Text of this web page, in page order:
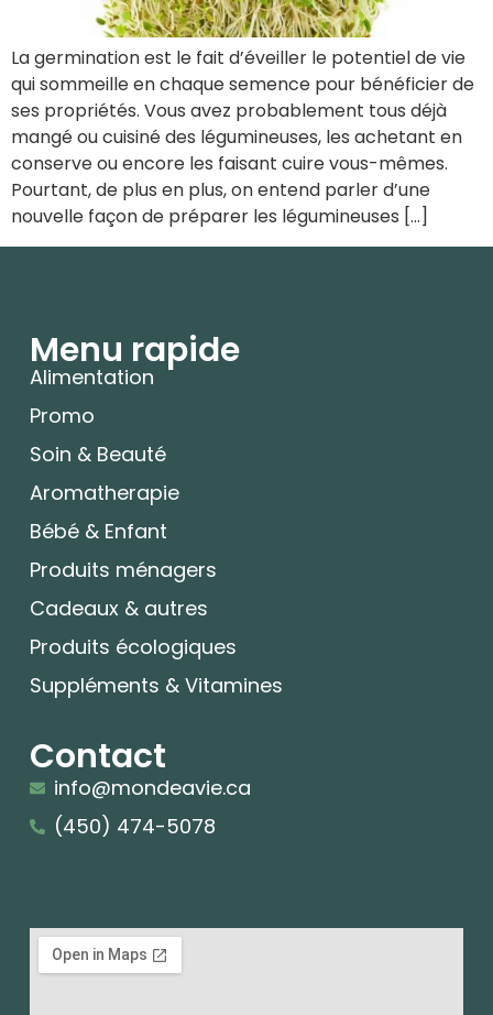
La germination est le fait d’éveiller le potentiel de vie
qui sommeille en chaque semence pour bénéficier de
ses propriétés. Vous avez probablement tous déjà
mangé ou cuisiné des légumineuses, les achetant en
conserve ou encore les faisant cuire vous-mêmes.
Pourtant, de plus en plus, on entend parler d’une
nouvelle façon de préparer les légumineuses […]
Menu rapide
Alimentation
Promo
Soin & Beauté
Aromatherapie
Bébé & Enfant
Produits ménagers
Cadeaux & autres
Produits écologiques
Suppléments & Vitamines
Contact
info@mondeavie.ca
(450) 474-5078